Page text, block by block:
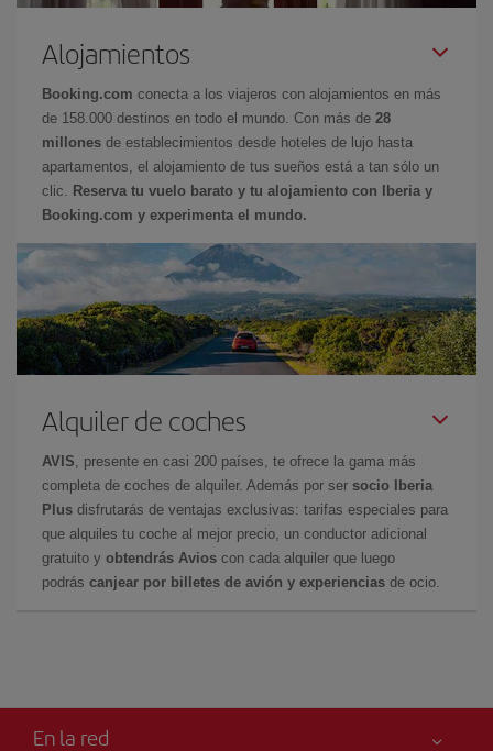
Alojamientos
Booking.com conecta a los viajeros con alojamientos en más
de 158.000 destinos en todo el mundo. Con más de 28
millones de establecimientos desde hoteles de lujo hasta
apartamentos, el alojamiento de tus sueños está a tan sólo un
clic.
Reserva tu vuelo barato y tu alojamiento con Iberia y
Booking.com y experimenta el mundo.
Alquiler de coches
AVIS , presente en casi 200 países, te ofrece la gama más
completa de coches de alquiler. Además por ser socio Iberia
Plus disfrutarás de ventajas exclusivas: tarifas especiales para
que alquiles tu coche al mejor precio, un conductor adicional
gratuito y obtendrás Avios con cada alquiler que luego
podrás canjear por billetes de avión y experiencias de ocio.
En la red